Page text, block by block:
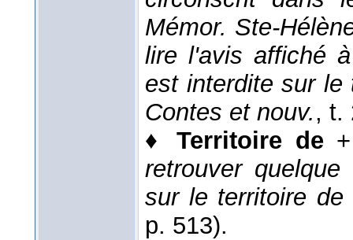
Mémor. Ste-
lire l'avis affiché
est interdite sur le
Contes et nouv., t.
♦Territoire de+
retrouver
sur le territoire de
p. 513).